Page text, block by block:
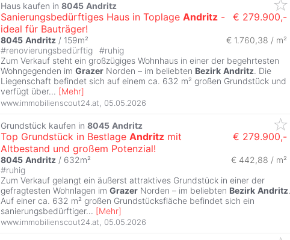
Haus kaufen in 8045 Andritz
Sanierungsbedürftiges Haus in Toplage Andritz -
ideal für Bauträger!
€ 279.900,-
8045 Andritz / 159m²
€ 1.760,38 / m²
#renovierungsbedürftig #ruhig
Zum Verkauf steht ein großzügiges Wohnhaus in einer der begehrtesten
Wohngegenden im Grazer Norden – im beliebten Bezirk Andritz. Die
Liegenschaft befindet sich auf einem ca. 632 m² großen Grundstück und
verfügt über... [Mehr]
www.immobilienscout24.at 05.05.2026
Grundstück kaufen in 8045 Andritz
Top Grundstück in Bestlage Andritz mit
Altbestand und großem Potenzial!
€ 279.900,-
8045 Andritz / 632m²
€ 442,88 / m²
#ruhig
Zum Verkauf gelangt ein äußerst attraktives Grundstück in einer der
gefragtesten Wohnlagen im Grazer Norden – im beliebten Bezirk Andritz.
Auf einer ca. 632 m² großen Grundstücksfläche befindet sich ein
sanierungsbedürftiger... [Mehr]
www.immobilienscout24.at, 05.05.2026